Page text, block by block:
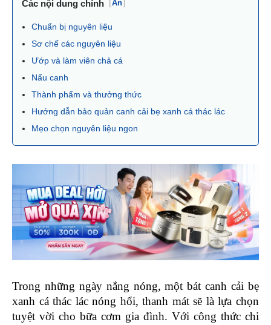
Các nội dung chính [Ẩn]
Chuẩn bị nguyên liệu
Sơ chế các nguyên liệu
Ướp và làm viên chả cá
Nấu canh
Thành phẩm và thưởng thức
Hướng dẫn bảo quản canh cải bẹ xanh cá thác lác
Mẹo chọn nguyên liệu ngon
Trong những ngày nắng nóng, một bát canh cải bẹ
xanh cá thác lác nóng hổi, thanh mát sẽ là lựa chọn
tuyệt vời cho bữa cơm gia đình. Với công thức chi